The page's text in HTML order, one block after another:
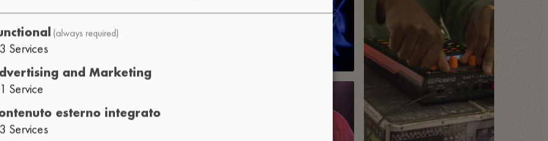
(always required)
3 Services
and Marketing
1 Service
esterno integrato
3 Services